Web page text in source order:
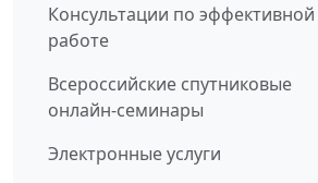
Консультации по эффективной
работе
Всероссийские спутниковые
онлайн-семинары
Электронные услуги